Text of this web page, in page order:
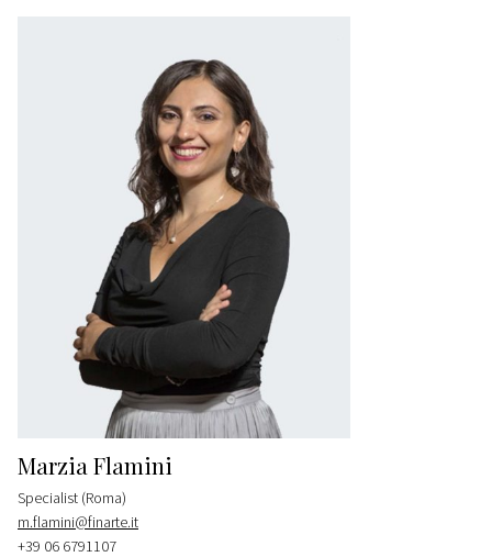
Marzia Flamini
Specialist (Roma)
m.flamini@finarte.it
+39 06 6791107